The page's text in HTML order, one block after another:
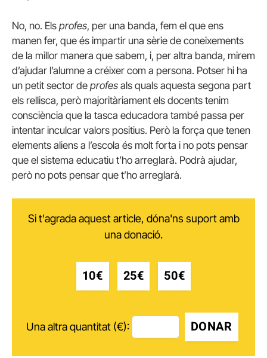
No, no. Els profes, per una banda, fem el que ens
manen fer, que és impartir una sèrie de coneixements
de la millor manera que sabem, i, per altra banda, mirem
d’ajudar l’alumne a créixer com a persona. Potser hi ha
un petit sector de profes als quals aquesta segona part
els rellisca, però majoritàriament els docents tenim
consciència que la tasca educadora també passa per
intentar inculcar valors positius. Però la força que tenen
elements aliens a l’escola és molt forta i no pots pensar
que el sistema educatiu t’ho arreglarà. Podrà ajudar,
però no pots pensar que t’ho arreglarà.
Si t'agrada aquest article, dóna'ns suport amb
una donació.
10€ 25€ 50€
Una altra quantitat (€): DONAR